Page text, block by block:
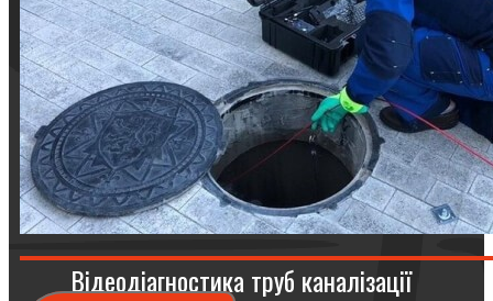
Відеодіагностика труб каналізації